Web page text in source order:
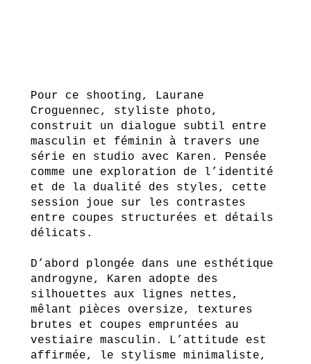
Pour ce shooting, Laurane
Croguennec, styliste photo,
construit un dialogue subtil entre
masculin et féminin à travers une
série en studio avec Karen. Pensée
comme une exploration de l’identité
et de la dualité des styles, cette
session joue sur les contrastes
entre coupes structurées et détails
délicats.
D’abord plongée dans une esthétique
androgyne, Karen adopte des
silhouettes aux lignes nettes,
mêlant pièces oversize, textures
brutes et coupes empruntées au
vestiaire masculin. L’attitude est
affirmée, le stylisme minimaliste,